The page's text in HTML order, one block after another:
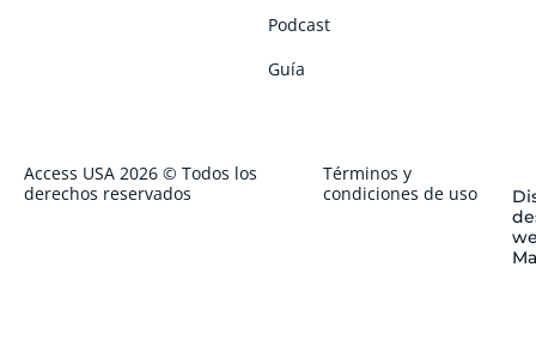
Podcast
Guía
Access USA 2026 © Todos los
derechos reservados
Términos y
condiciones de uso